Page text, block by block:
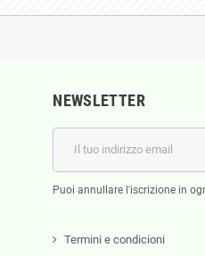
NEWSLETTER
Puoi annullare l'iscrizione in
Termini e condicioni